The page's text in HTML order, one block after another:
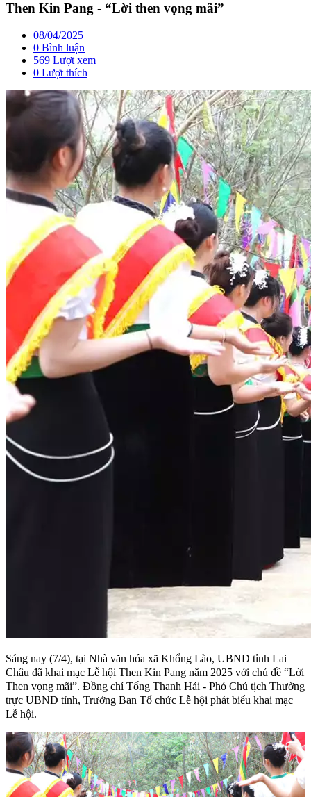
Then Kin Pang - “Lời then vọng mãi”
08/04/2025
0 Bình luận
569 Lượt xem
0 Lượt thích
Sáng nay (7/4), tại Nhà văn hóa xã Khổng Lào, UBND tỉnh Lai
Châu đã khai mạc Lễ hội Then Kin Pang năm 2025 với chủ đề “Lời
Then vọng mãi”. Đồng chí Tống Thanh Hải - Phó Chủ tịch Thường
trực UBND tỉnh, Trưởng Ban Tổ chức Lễ hội phát biểu khai mạc
Lễ hội.